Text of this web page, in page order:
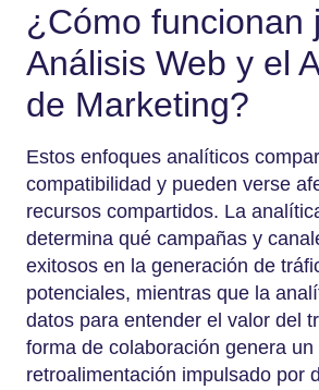
¿Cómo funcionan
Análisis Web y el
de Marketing?
Estos enfoques analíticos
compatibilidad y pueden verse
recursos compartidos. La
determina qué campañas y
exitosos en la generación de
potenciales, mientras que la
datos para entender el valor del
forma de colaboración genera
retroalimentación impulsado por